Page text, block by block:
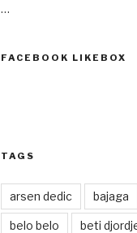
…
FACEBOOK LIKEBOX
TAGS
arsen dedic bajaga
belo belo beti